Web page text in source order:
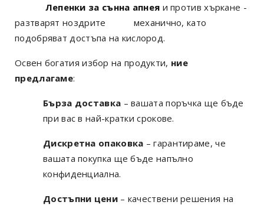
Лепенки за сънна апнея и против хъркане -
разтварят ноздрите
механично, като
подобряват достъпа на кислород.
Освен богатия избор на продукти, ние
предлагаме:
Бърза доставка – вашата поръчка ще бъде
при вас в най-кратки срокове.
Дискретна опаковка – гарантираме, че
вашата покупка ще бъде напълно
конфиденциална.
Достъпни цени– качествени решения на